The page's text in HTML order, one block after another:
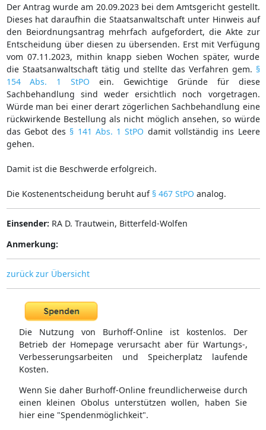
Der Antrag wurde am 20.09.2023 bei dem Amtsgericht gestellt.
Dieses hat daraufhin die Staatsanwaltschaft unter Hinweis auf
den Beiordnungsantrag mehrfach aufgefordert, die Akte zur
Entscheidung über diesen zu übersenden. Erst mit Verfügung
vom 07.11.2023, mithin knapp sieben Wochen später, wurde
die Staatsanwaltschaft tätig und stellte das Verfahren gem. §
154 Abs. 1 StPO ein. Gewichtige Gründe für diese
Sachbehandlung sind weder ersichtlich noch vorgetragen.
Würde man bei einer derart zögerlichen Sachbehandlung eine
rückwirkende Bestellung als nicht möglich ansehen, so würde
das Gebot des § 141 Abs. 1 StPO damit vollständig ins Leere
gehen.
Damit ist die Beschwerde erfolgreich.
Die Kostenentscheidung beruht auf § 467 StPO analog.
Einsender: RA D. Trautwein, Bitterfeld-Wolfen
Anmerkung:
zurück zur Übersicht
Die Nutzung von Burhoff-Online ist kostenlos. Der
Betrieb der Homepage verursacht aber für Wartungs-,
Verbesserungsarbeiten und Speicherplatz laufende
Kosten.
Wenn Sie daher Burhoff-Online freundlicherweise durch
einen kleinen Obolus unterstützen wollen, haben Sie
hier eine "Spendenmöglichkeit".